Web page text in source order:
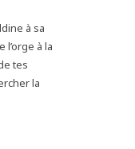
à sa
l’orge à la
tes
la